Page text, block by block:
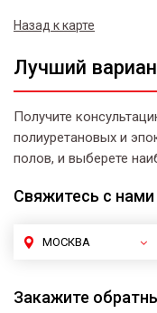
Назад к карте
Лучший
Получите
полиуретановых и
полов, и выберете
Свяжитесь с нами
МОСКВА
Закажите